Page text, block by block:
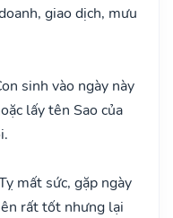
giao dịch, mưu
sinh vào ngày này
lấy tên Sao của
mất sức, gặp ngày
rất tốt nhưng lại